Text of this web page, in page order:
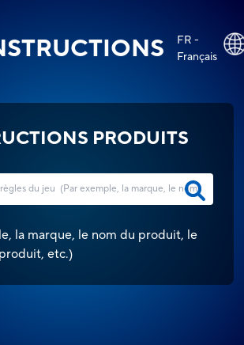
FR -
Français
PRODUITS
la marque, le nom du produit, le
etc.)